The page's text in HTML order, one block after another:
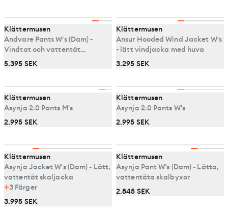
Klättermusen
Andvare Pants W's (Dam) -
Vindtat och vattentät
skalbyxa
5.395 SEK
Klättermusen
Ansur Hooded Wind Jacket W's
- lätt vindjacka med huva
3.295 SEK
Klättermusen
Asynja 2.0 Pants M's
2.995 SEK
Klättermusen
Asynja 2.0 Pants W's
2.995 SEK
Klättermusen
Asynja Jacket W's (Dam) - Lätt,
vattentät skaljacka
3 Färger
3.995 SEK
Klättermusen
Asynja Pant W's (Dam) - Lätta,
vattentäta skalbyxor
2.845 SEK